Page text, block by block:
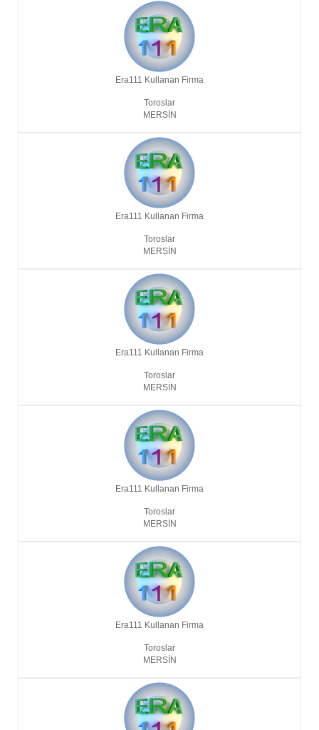
Era111 Kullanan Firma
Toroslar
MERSIN
Era111 Kullanan Firma
Toroslar
MERSIN
Era111 Kullanan Firma
Toroslar
MERSIN
Era111 Kullanan Firma
Toroslar
MERSIN
Era111 Kullanan Firma
Toroslar
MERSIN